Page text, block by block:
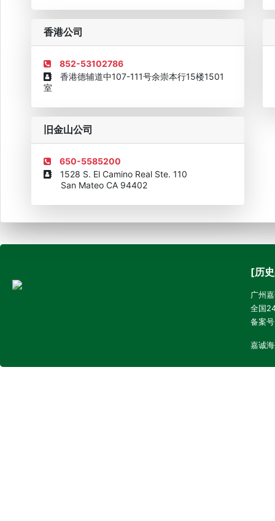
企业诚信AAAAA奖牌2015 欧美澳最具价值品牌移民机构
香港公司
852-53102786
香港德辅道中107-111号余崇本行15楼1501
室
旧金山公司
650-5585200
1528 S. El Camino Real Ste. 110
San Mateo CA 94402
[历
广州
全国
备案
嘉诚